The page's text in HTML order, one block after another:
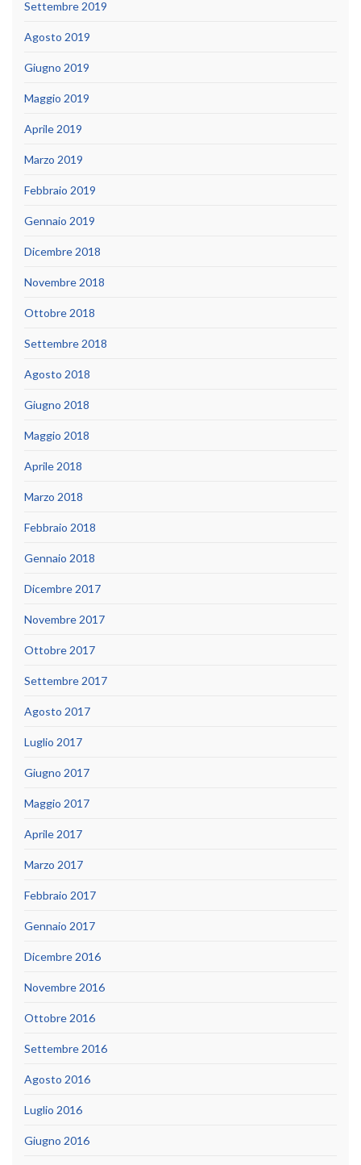
Settembre 2019
Agosto 2019
Giugno 2019
Maggio 2019
Aprile 2019
Marzo 2019
Febbraio 2019
Gennaio 2019
Dicembre 2018
Novembre 2018
Ottobre 2018
Settembre 2018
Agosto 2018
Giugno 2018
Maggio 2018
Aprile 2018
Marzo 2018
Febbraio 2018
Gennaio 2018
Dicembre 2017
Novembre 2017
Ottobre 2017
Settembre 2017
Agosto 2017
Luglio 2017
Giugno 2017
Maggio 2017
Aprile 2017
Marzo 2017
Febbraio 2017
Gennaio 2017
Dicembre 2016
Novembre 2016
Ottobre 2016
Settembre 2016
Agosto 2016
Luglio 2016
Giugno 2016